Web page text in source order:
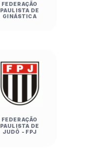
FEDERAÇÃO
PAULISTA DE
GINÁSTICA
FEDERAÇÃO
PAULISTA DE
JUDÔ - FPJ